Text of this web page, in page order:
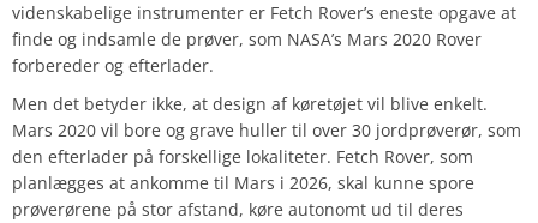
videnskabelige instrumenter er Fetch Rover’s eneste opgave at
finde og indsamle de prøver, som NASA’s Mars 2020 Rover
forbereder og efterlader.
Men det betyder ikke, at design af køretøjet vil blive enkelt.
Mars 2020 vil bore og grave huller til over 30 jordprøverør, som
den efterlader på forskellige lokaliteter. Fetch Rover, som
planlægges at ankomme til Mars i 2026, skal kunne spore
prøverørene på stor afstand, køre autonomt ud til deres